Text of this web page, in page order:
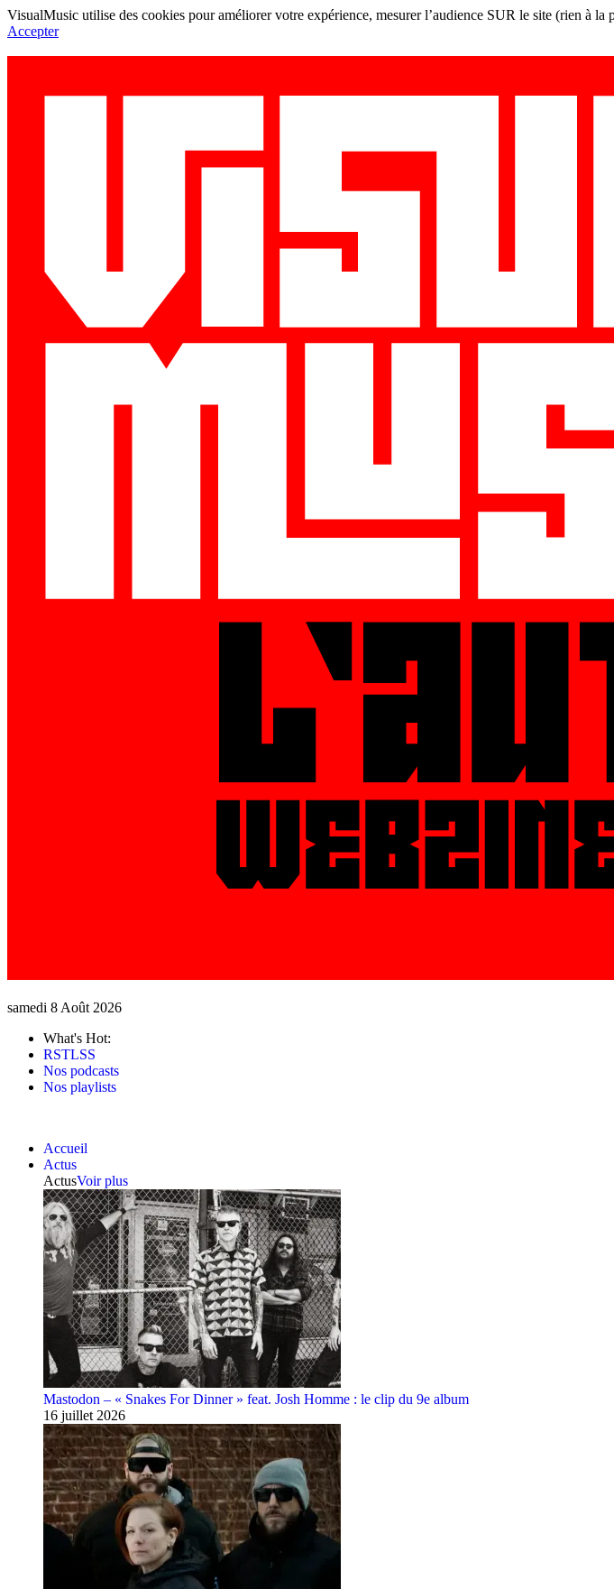
VisualMusic utilise des cookies pour améliorer votre expérience, mesurer l’audience SUR le site (rien à la
Accepter
samedi 8 Août 2026
What's Hot:
RSTLSS
Nos podcasts
Nos playlists
Accueil
Actus
ActusVoir plus
Mastodon – « Snakes For Dinner » feat. Josh Homme : le clip du 9e album
16 juillet 2026